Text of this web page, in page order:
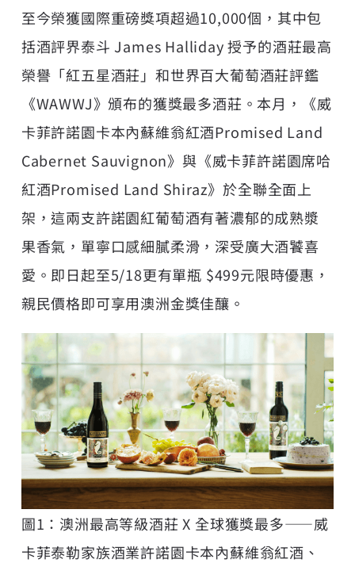
至今榮獲國際重磅獎項超過10,000個，其中包
括酒評界泰斗 James Halliday 授予的酒莊最高
榮譽「紅五星酒莊」和世界百大葡萄酒莊評鑑
《WAWWJ》頒布的獲獎最多酒莊。本月，《威
卡菲許諾園卡本內蘇維翁紅酒Promised Land
Cabernet Sauvignon》與《威卡菲許諾園席哈
紅酒Promised Land Shiraz》於全聯全面上
架，這兩支許諾園紅葡萄酒有著濃郁的成熟漿
果香氣，單寧口感細膩柔滑，深受廣大酒饕喜
愛。即日起至5/18更有單瓶 $499元限時優惠，
親民價格即可享用澳洲金獎佳釀。
圖1：澳洲最高等級酒莊 X 全球獲獎最多——威
卡菲泰勒家族酒業許諾園卡本內蘇維翁紅酒、